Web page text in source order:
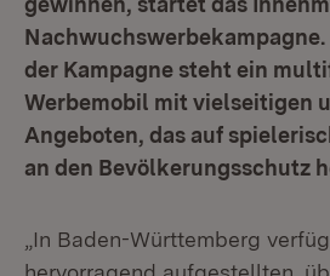
der Kampagne steht ein
Werbemobil mit vielseitigen
Angeboten, das auf
an den Bevölkerungsschutz
„In Baden-Württemberg